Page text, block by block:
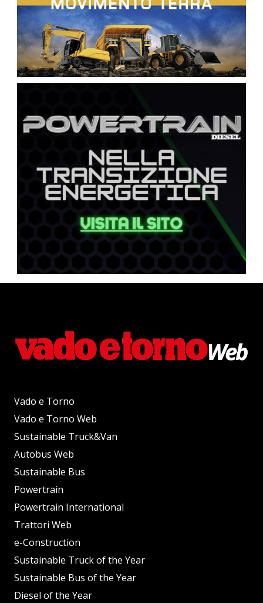
Vado e Torno
Vado e Torno Web
Sustainable Truck&Van
Autobus Web
Sustainable Bus
Powertrain
Powertrain International
Trattori Web
e-Construction
Sustainable Truck of the Year
Sustainable Bus of the Year
Diesel of the Year